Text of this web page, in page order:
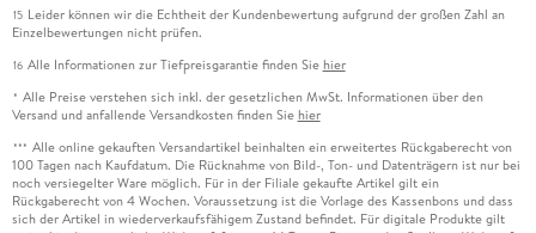
15 Leider können wir die Echtheit der Kundenbewertung aufgrund der großen Zahl an
Einzelbewertungen nicht prüfen.
16 Alle Informationen zur Tiefpreisgarantie finden Sie hier
* Alle Preise verstehen sich inkl. der gesetzlichen MwSt. Informationen über den
Versand und anfallende Versandkosten finden Sie hier
*** Alle online gekauften Versandartikel beinhalten ein erweitertes Rückgaberecht von
100 Tagen nach Kaufdatum. Die Rücknahme von Bild-, Ton- und Datenträgern ist nur bei
noch versiegelter Ware möglich. Für in der Filiale gekaufte Artikel gilt ein
Rückgaberecht von 4 Wochen. Voraussetzung ist die Vorlage des Kassenbons und dass
sich der Artikel in wiederverkaufsfähigem Zustand befindet. Für digitale Produkte gilt